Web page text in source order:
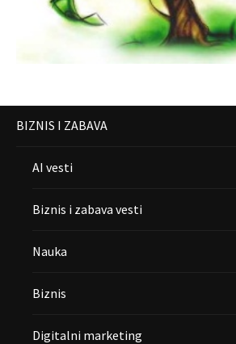
BIZNIS I ZABAVA
AI vesti
Biznis i zabava vesti
Nauka
Biznis
Digitalni marketing